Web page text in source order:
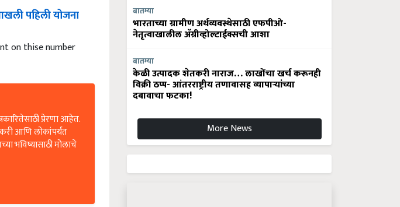
पहिलीयोजना
on thise number
प्रेरणा आहेत.
आणि लोकांपर्यंत
भविष्यासाठी मोलाचे
बातम्या
भारताच्या ग्रामीण अर्थव्यवस्थेसाठी एफपीओ-
नेतृत्वाखालील अ‍ॅग्रीव्होल्टाईक्सची आशा
बातम्या
केळी उत्पादक शेतकरी नाराज… लाखोंचा खर्च करूनही
विक्री ठप्प- आंतरराष्ट्रीय तणावासह व्यापाऱ्यांच्या
दबावाचा फटका!
More News